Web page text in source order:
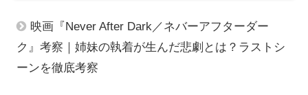
映画『Never After Dark／ネバーアフターダー
ク』考察｜姉妹の執着が生んだ悲劇とは？ラストシ
ーンを徹底考察